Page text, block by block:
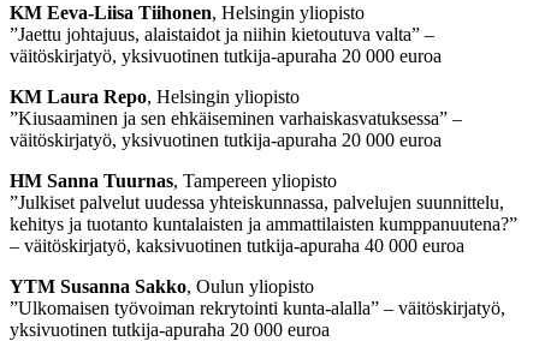
KM Eeva-Liisa Tiihonen, Helsingin yliopisto
”Jaettu johtajuus, alaistaidot ja niihin kietoutuva valta” –
väitöskirjatyö, yksivuotinen tutkija-apuraha 20 000 euroa
KM Laura Repo, Helsingin yliopisto
”Kiusaaminen ja sen ehkäiseminen varhaiskasvatuksessa” –
väitöskirjatyö, yksivuotinen tutkija-apuraha 20 000 euroa
HM Sanna Tuurnas, Tampereen yliopisto
”Julkiset palvelut uudessa yhteiskunnassa, palvelujen suunnittelu,
kehitys ja tuotanto kuntalaisten ja ammattilaisten kumppanuutena?”
– väitöskirjatyö, kaksivuotinen tutkija-apuraha 40 000 euroa
YTM Susanna Sakko, Oulun yliopisto
”Ulkomaisen työvoiman rekrytointi kunta-alalla” – väitöskirjatyö,
yksivuotinen tutkija-apuraha 20 000 euroa